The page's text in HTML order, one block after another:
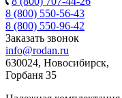
8 (800) 550-56-43
8 (800) 550-96-42
Заказать звонок
info@rodan.ru
630024, Новосибирск,
Горбаня 35